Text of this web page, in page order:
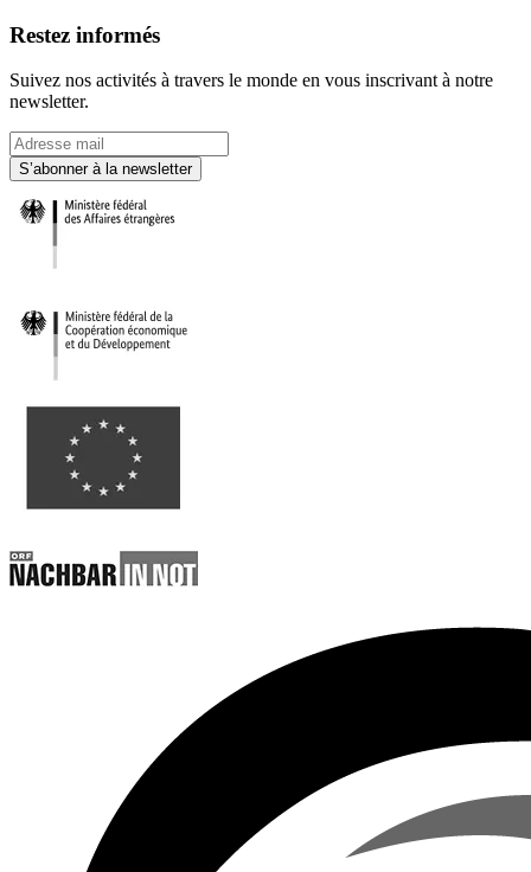
Restez informés
Suivez nos activités à travers le monde en vous inscrivant à notre
newsletter.
S’abonner à la newsletter